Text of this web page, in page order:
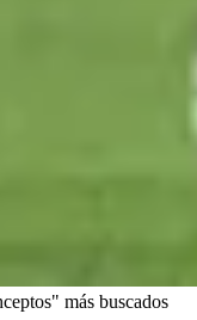
más buscados